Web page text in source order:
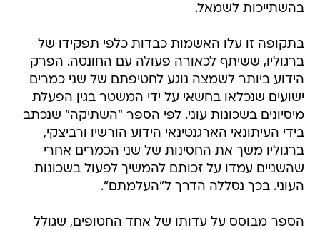
בהשתייכות לשמאל.
בתקופה זו עלו האשמות כבדות כלפי תפקידו של
ברגוליו, ששיתף לכאורה פעולה עם החונטה. הפרק
הידוע ביותר לשמצה נוגע לחטיפתם של שני כמרים
ישועים שנכלאו בחשאי על ידי המשטר בגין הפעלת
מיסיונים בשכונות עוני. לפי הספר "השתיקה" שנכתב
בידי העיתונאי הארגנטינאי הידוע הורשיו ורביצקי,
ברגוליו משך את החסינות של שני הכמרים אחרי
שהשניים עמדו על זכותם להמשיך לפעול בשכונות
העוני. בכך נסללה הדרך ל"העלמתם".
הספר מבוסס על עדותו של אחד החטופים, שגולל